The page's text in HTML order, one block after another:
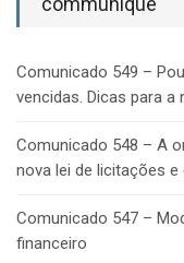
Comunicado 549 –
vencidas. Dicas para a
Comunicado 548 – A
nova lei de licitações
Comunicado 547 –
financeiro